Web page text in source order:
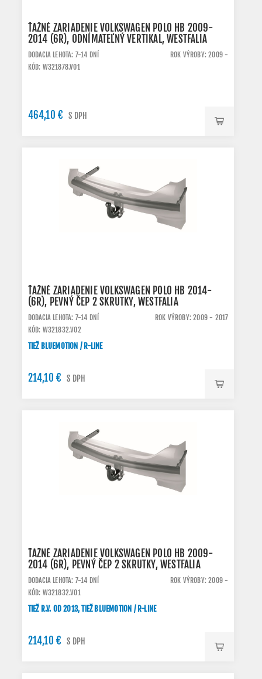
ŤAŽNÉ ZARIADENIE VOLKSWAGEN POLO HB 2009-
2014 (6R), ODNÍMATEĽNÝ VERTIKAL, WESTFALIA
DODACIA LEHOTA: 7-14 DNÍ
ROK VÝROBY: 2009 -
KÓD: W321878.VO1
464,10 € S DPH
ŤAŽNÉ ZARIADENIE VOLKSWAGEN POLO HB 2014-
(6R), PEVNÝ ČEP 2 SKRUTKY, WESTFALIA
DODACIA LEHOTA: 7-14 DNÍ
ROK VÝROBY: 2009 - 2017
KÓD: W321832.VO2
TIEŽ BLUEMOTION / R-LINE
214,10 € S DPH
ŤAŽNÉ ZARIADENIE VOLKSWAGEN POLO HB 2009-
2014 (6R), PEVNÝ ČEP 2 SKRUTKY, WESTFALIA
DODACIA LEHOTA: 7-14 DNÍ
ROK VÝROBY: 2009 -
KÓD: W321832.VO1
TIEŽ R.V. OD 2013, TIEŽ BLUEMOTION / R-LINE
214,10 € S DPH